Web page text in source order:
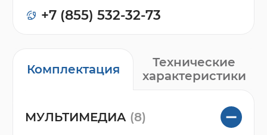
Комплектация
Технические
характеристики
МУЛЬТИМЕДИА (8)
+7 (855) 532-32-73